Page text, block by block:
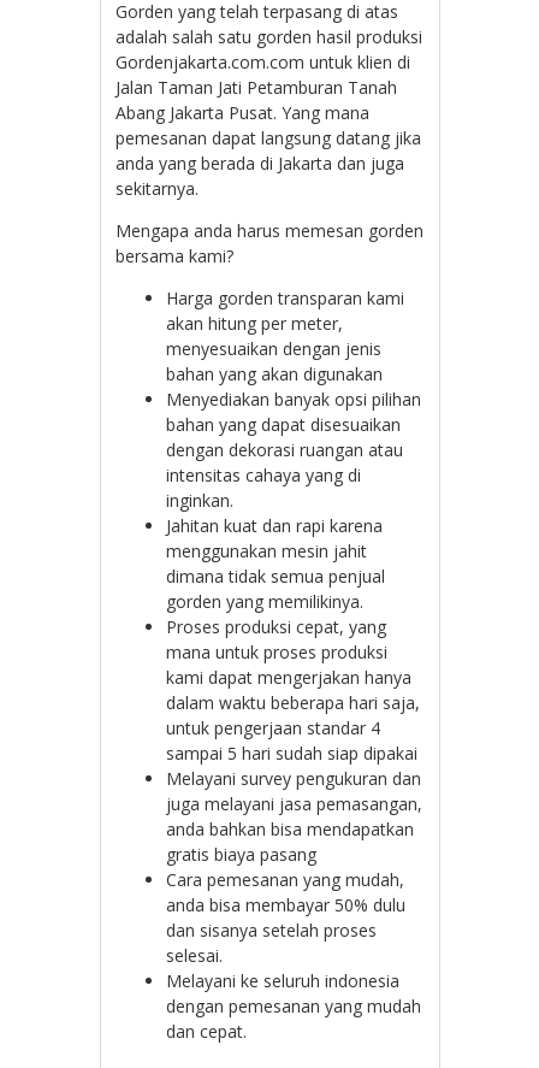
Gorden yang telah terpasang di atas
adalah salah satu gorden hasil produksi
Gordenjakarta.com.com untuk klien di
Jalan Taman Jati Petamburan Tanah
Abang Jakarta Pusat. Yang mana
pemesanan dapat langsung datang jika
anda yang berada di Jakarta dan juga
sekitarnya.
Mengapa anda harus memesan gorden
bersama kami?
Harga gorden transparan kami
akan hitung per meter,
menyesuaikan dengan jenis
bahan yang akan digunakan
Menyediakan banyak opsi pilihan
bahan yang dapat disesuaikan
dengan dekorasi ruangan atau
intensitas cahaya yang di
inginkan.
Jahitan kuat dan rapi karena
menggunakan mesin jahit
dimana tidak semua penjual
gorden yang memilikinya.
Proses produksi cepat, yang
mana untuk proses produksi
kami dapat mengerjakan hanya
dalam waktu beberapa hari saja,
untuk pengerjaan standar 4
sampai 5 hari sudah siap dipakai
Melayani survey pengukuran dan
juga melayani jasa pemasangan,
anda bahkan bisa mendapatkan
gratis biaya pasang
Cara pemesanan yang mudah,
anda bisa membayar 50% dulu
dan sisanya setelah proses
selesai.
Melayani ke seluruh indonesia
dengan pemesanan yang mudah
dan cepat.